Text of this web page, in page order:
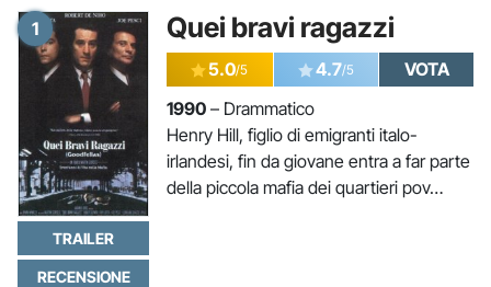
1 Quei bravi ragazzi
TRAILER
RECENSIONE
5.0/5 4.7/5
VOTA
1990 – Drammatico
Henry Hill, figlio di emigranti italo-
irlandesi, fin da giovane entra a far parte
della piccola mafia dei quartieri pov…